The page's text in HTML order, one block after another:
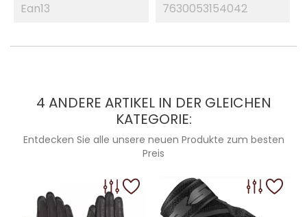
Ean13 7630053154042
4 ANDERE ARTIKEL IN DER GLEICHEN
KATEGORIE:
Entdecken Sie alle unsere neuen Produkte zum besten
Preis